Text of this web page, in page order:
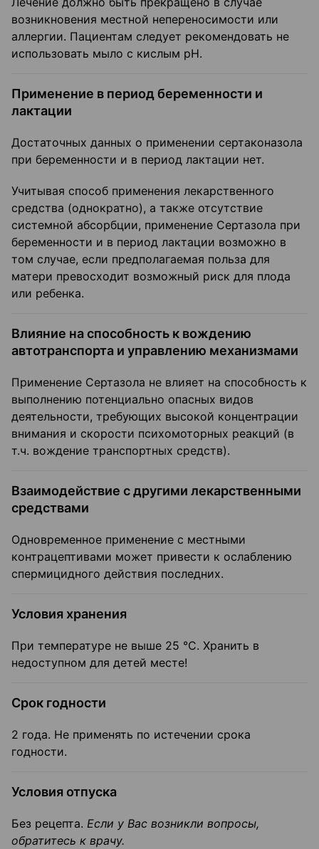
возникновения местной непереносимости или
аллергии. Пациентам следует рекомендовать не
использовать мыло с кислым pH.
Применение в период беременности и
лактации
Достаточных данных о применении сертаконазола
при беременности и в период лактации нет.
Учитывая способ применения лекарственного
средства (однократно), а также отсутствие
системной абсорбции, применение Сертазола при
беременности и в период лактации возможно в
том случае, если предполагаемая польза для
матери превосходит возможный риск для плода
или ребенка.
Влияние на способность к вождению
автотранспорта и управлению механизмами
Применение Сертазола не влияет на способность к
выполнению потенциально опасных видов
деятельности, требующих высокой концентрации
внимания и скорости психомоторных реакций (в
т.ч. вождение транспортных средств).
Взаимодействие с другими лекарственными
средствами
Одновременное применение с местными
контрацептивами может привести к ослаблению
спермицидного действия последних.
Условия хранения
При температуре не выше 25 °C. Хранить в
недоступном для детей месте!
Срок годности
2 года. Не применять по истечении срока
годности.
Условия отпуска
Без рецепта. Если у Вас возникли вопросы,
обратитесь к врачу.